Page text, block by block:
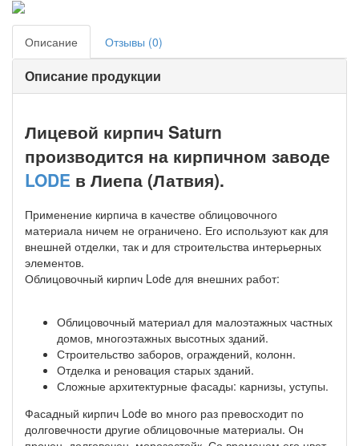
Описание Отзывы (0)
Описание продукции
Лицевой кирпич Saturn
производится на кирпичном заводе
LODE в Лиепа (Латвия).
Применение кирпича в качестве облицовочного
материала ничем не ограничено. Его используют как для
внешней отделки, так и для строительства интерьерных
элементов.
Облицовочный кирпич Lode для внешних работ:
Облицовочный материал для малоэтажных частных
домов, многоэтажных высотных зданий.
Строительство заборов, ограждений, колонн.
Отделка и реновация старых зданий.
Сложные архитектурные фасады: карнизы, уступы.
Фасадный кирпич Lode во много раз превосходит по
долговечности другие облицовочные материалы. Он